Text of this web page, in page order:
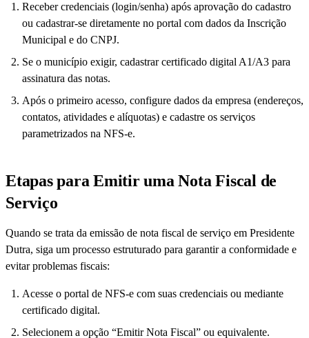
Receber credenciais (login/senha) após aprovação do cadastro
ou cadastrar-se diretamente no portal com dados da Inscrição
Municipal e do CNPJ.
Se o município exigir, cadastrar certificado digital A1/A3 para
assinatura das notas.
Após o primeiro acesso, configure dados da empresa (endereços,
contatos, atividades e alíquotas) e cadastre os serviços
parametrizados na NFS-e.
Etapas para Emitir uma Nota Fiscal de
Serviço
Quando se trata da emissão de nota fiscal de serviço em Presidente
Dutra, siga um processo estruturado para garantir a conformidade e
evitar problemas fiscais:
Acesse o portal de NFS-e com suas credenciais ou mediante
certificado digital.
Selecionem a opção “Emitir Nota Fiscal” ou equivalente.